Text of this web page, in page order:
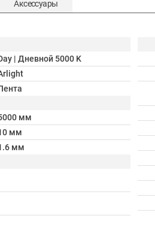
Аксессуары
| Дневной 5000 K
мм
мм
мм